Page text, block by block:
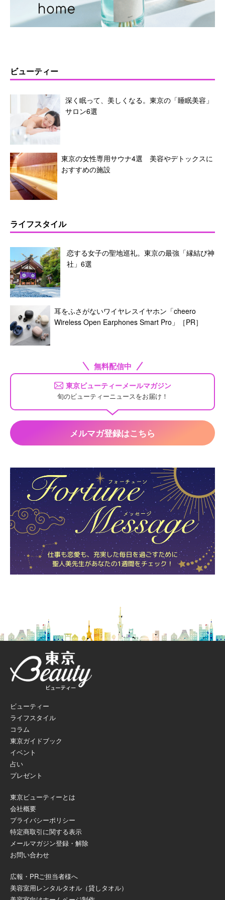
ビューティー
深く眠って、美しくなる。東京の「睡眠美容」
サロン6選
東京の女性専用サウナ4選 美容やデトックスに
おすすめの施設
ライフスタイル
恋する女子の聖地巡礼。東京の最強「縁結び神
社」6選
耳をふさがないワイヤレスイヤホン「cheero
Wireless Open Earphones Smart Pro」［PR］
無料配信中
東京ビューティーメールマガジン
旬のビューティーニュースをお届け！
メルマガ登録はこちら
ビューティー
ライフスタイル
コラム
東京ガイドブック
イベント
占い
プレゼント
東京ビューティーとは
会社概要
プライバシーポリシー
特定商取引に関する表示
メールマガジン登録・解除
お問い合わせ
広報・PRご担当者様へ
美容室用レンタルタオル（貸しタオル）